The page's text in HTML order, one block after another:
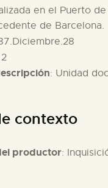
en el Puerto
de Barcelona.
: Unidad
contexto
productor: